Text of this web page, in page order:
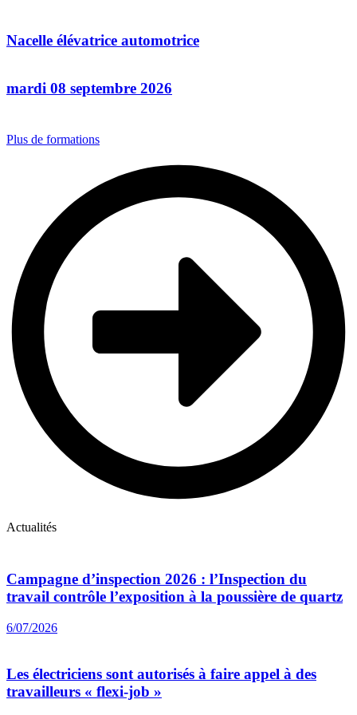
Nacelle élévatrice automotrice
mardi 08 septembre 2026
Plus de formations
Actualités
Campagne d’inspection 2026 : l’Inspection du
travail contrôle l’exposition à la poussière de quartz
6/07/2026
Les électriciens sont autorisés à faire appel à des
travailleurs « flexi-job »